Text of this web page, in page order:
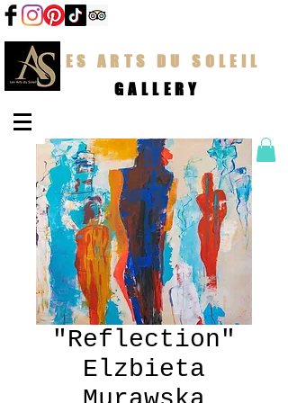
LES ARTS DU SOLEIL
GALLERY
"Reflection"
Elzbieta